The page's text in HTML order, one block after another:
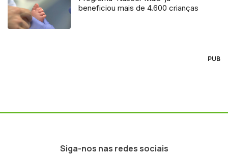
beneficiou mais de 4.600 crianças
PUB
Siga-nos nas redes sociais